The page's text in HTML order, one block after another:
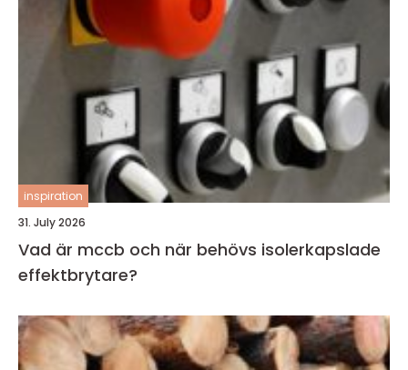
inspiration
31. July 2026
Vad är mccb och när behövs isolerkapslade
effektbrytare?